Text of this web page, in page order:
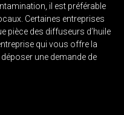
il est préférable
Certaines entreprises
pièce des diffuseurs d’huile
qui vous offre la
une demande de